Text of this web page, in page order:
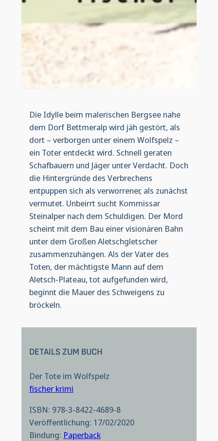
Die Idylle beim malerischen Bergsee nahe
dem Dorf Bettmeralp wird jäh gestört, als
dort – verborgen unter einem Wolfspelz –
ein Toter entdeckt wird. Schnell geraten
Schafbauern und Jäger unter Verdacht. Doch
die Hintergründe des Verbrechens
entpuppen sich als verworrener, als zunächst
vermutet. Unbeirrt sucht Kommissar
Steinalper nach dem Schuldigen. Der Mord
scheint mit dem Bau einer visionären Bahn
unter dem Großen Aletschgletscher
zusammenzuhängen. Als der Vater des
Toten, der mächtigste Mann auf dem
Aletsch-Plateau, tot aufgefunden wird,
beginnt die Mauer des Schweigens zu
bröckeln.
DETAILS ZUM BUCH
Der Tote im Wolfspelz
fischer krimi
ISBN: 978-3-8422-4689-8
Veröffentlichung: 17/02/2020
Bindung: Paperback